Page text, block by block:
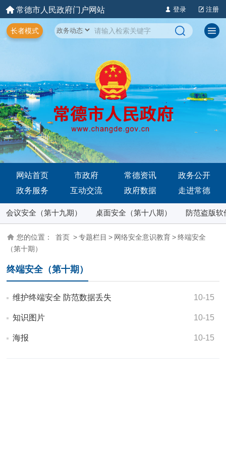
常德市人民政府门户网站 登录 注册
长者模式
网站首页 市政府 常德资讯
政务公开
政务服务
互动交流 政府数据 走进常德
会议安全（第十九期） 桌面安全（第十八期） 防范盗版
您的位置： 首页 > 专题栏目 > 网络安全意识教育 > 终端安全
（第十期）
终端安全（第十期）
10-15
维护终端安全 防范数据丢失
10-15
知识图片
10-15
海报